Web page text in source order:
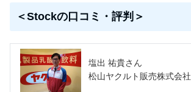
＜Stockの口コミ・評判＞
塩出 祐貴さん
松山ヤクルト販売株式会社